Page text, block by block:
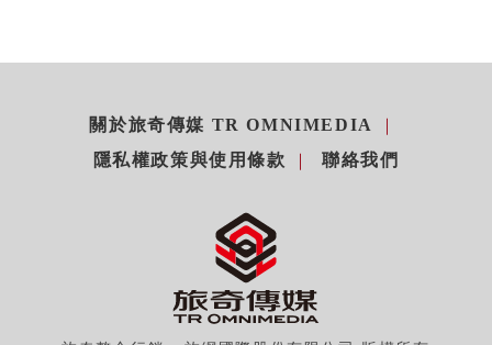
關於旅奇傳媒 TR OMNIMEDIA
隱私權政策與使用條款
聯絡我們